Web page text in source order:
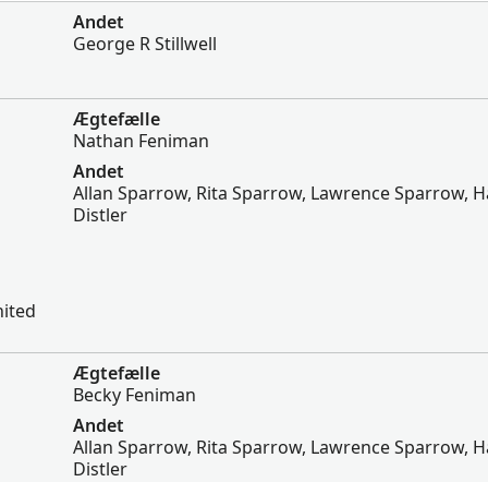
Andet
George R Stillwell
Ægtefælle
Nathan Feniman
Andet
Allan Sparrow, Rita Sparrow, Lawrence Sparrow,
Distler
Ægtefælle
Becky Feniman
Andet
Allan Sparrow, Rita Sparrow, Lawrence Sparrow,
Distler